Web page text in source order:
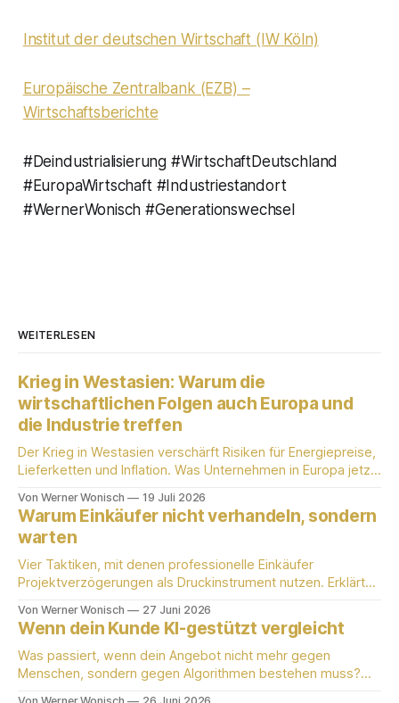
Institut der deutschen Wirtschaft (IW Köln)
Europäische Zentralbank (EZB) –
Wirtschaftsberichte
#Deindustrialisierung #WirtschaftDeutschland
#EuropaWirtschaft #Industriestandort
#WernerWonisch #Generationswechsel
WEITERLESEN
Krieg in Westasien: Warum die
wirtschaftlichen Folgen auch Europa und
die Industrie treffen
Der Krieg in Westasien verschärft Risiken für Energiepreise,
Lieferketten und Inflation. Was Unternehmen in Europa jetzt
Von Werner Wonisch 19 Juli 2026
Warum Einkäufer nicht verhandeln, sondern
warten
Vier Taktiken, mit denen professionelle Einkäufer
Projektverzögerungen als Druckinstrument nutzen. Erklärt
B2B-Erfahrung.
Von Werner Wonisch 27 Juni 2026
Wenn dein Kunde KI-gestützt vergleicht
Was passiert, wenn dein Angebot nicht mehr gegen
Menschen, sondern gegen Algorithmen bestehen muss?